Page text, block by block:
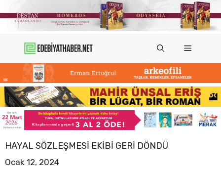
atla
Menü
HAYAL SÖZLEŞMESI EKIBI GERI DÖNDÜ
Ocak 12, 2024